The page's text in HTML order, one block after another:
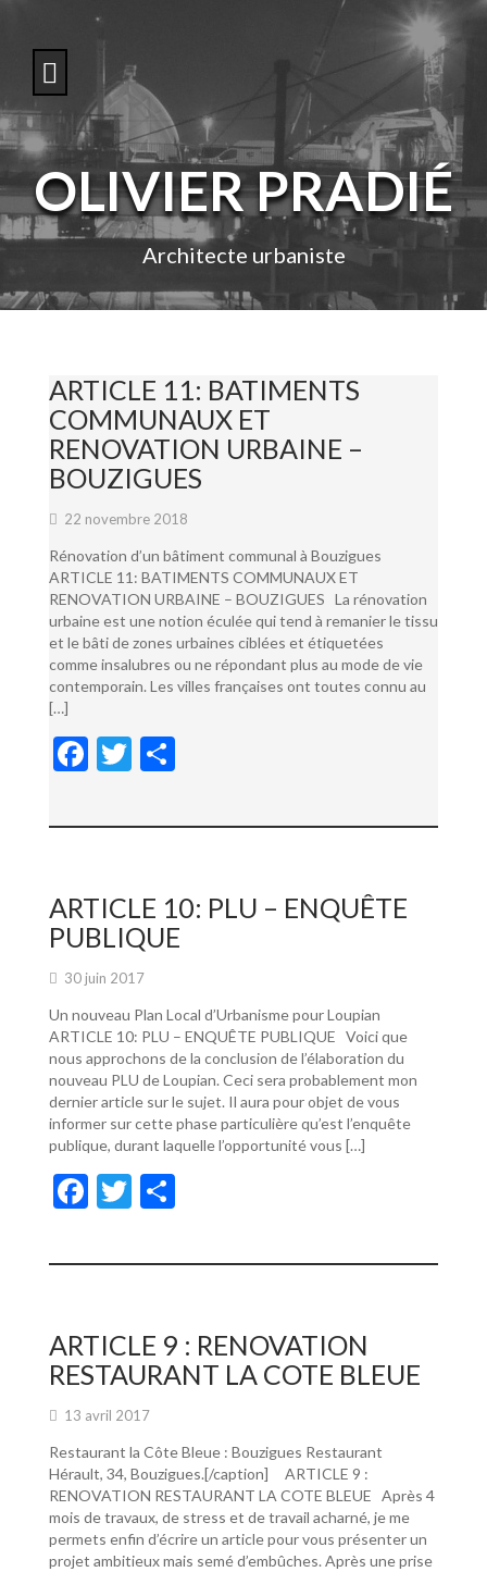
o
c
n
e
OLIVIER PRADIÉ
Architecte urbaniste
ARTICLE 11: BATIMENTS
COMMUNAUX ET
RENOVATION URBAINE –
BOUZIGUES
22 novembre 2018
Rénovation d’un bâtiment communal à Bouzigues
ARTICLE 11: BATIMENTS COMMUNAUX ET
RENOVATION URBAINE – BOUZIGUES La rénovation
urbaine est une notion éculée qui tend à remanier le tissu
et le bâti de zones urbaines ciblées et étiquetées
comme insalubres ou ne répondant plus au mode de vie
contemporain. Les villes françaises ont toutes connu au
[…]
F
e
o
o
k
T
itt ta
er
ARTICLE 10: PLU – ENQUÊTE
PUBLIQUE
30 juin 2017
Un nouveau Plan Local d’Urbanisme pour Loupian
ARTICLE 10: PLU – ENQUÊTE PUBLIQUE Voici que
nous approchons de la conclusion de l’élaboration du
nouveau PLU de Loupian. Ceci sera probablement mon
dernier article sur le sujet. Il aura pour objet de vous
informer sur cette phase particulière qu’est l’enquête
publique, durant laquelle l’opportunité vous […]
F
e
o
o
k
T
itt ta
er
ARTICLE 9 : RENOVATION
RESTAURANT LA COTE BLEUE
13 avril 2017
Restaurant la Côte Bleue : Bouzigues Restaurant
Hérault, 34, Bouzigues.[/caption] ARTICLE 9 :
RENOVATION RESTAURANT LA COTE BLEUE Après 4
mois de travaux, de stress et de travail acharné, je me
permets enfin d’écrire un article pour vous présenter un
projet ambitieux mais semé d’embûches. Après une prise